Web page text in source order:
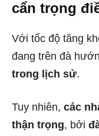
cẩn trọng
Với tốc độ tăng
đang trên đà
trong lịch sử.
Tuy nhiên, các
thận trọng, bởi